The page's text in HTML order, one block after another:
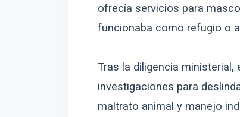
ofrecía servicios para
funcionaba como refugio o
Tras la diligencia
investigaciones para
maltrato animal y manejo